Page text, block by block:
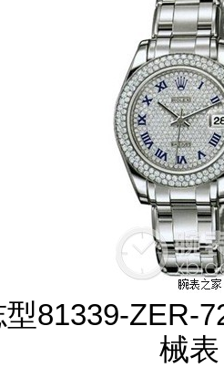
81339-ZER-
械表